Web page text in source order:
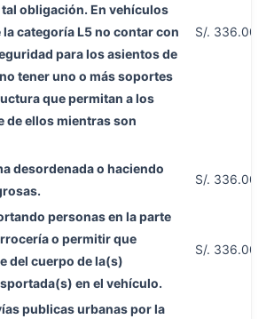
obligación. En vehículos
categoría L5 no contar con
para los asientos de
tener uno o más soportes
que permitan a los
de ellos mientras son
S/. 336.00
desordenada o haciendo
S/. 336.00
personas en la parte
o permitir que
del cuerpo de la(s)
en el vehículo.
S/. 336.00
publicas urbanas por la